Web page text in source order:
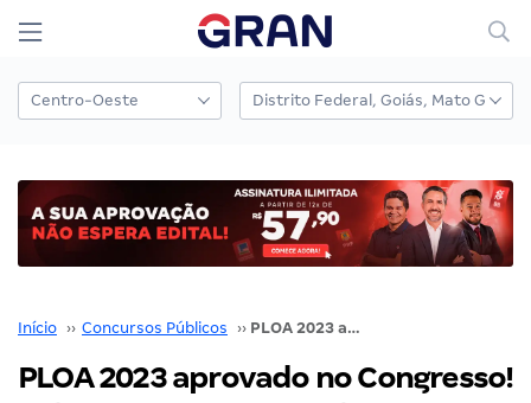
Início ›› Concursos Públicos ›› PLOA 2023 aprovado no Congresso! Veja os concursos previstos!
PLOA 2023 aprovado no Congresso!